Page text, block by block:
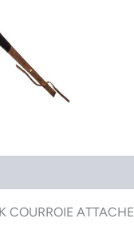
COURROIE ATTACHE